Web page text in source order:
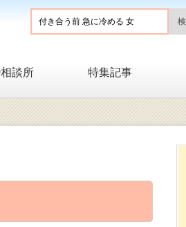
談所 特集記事